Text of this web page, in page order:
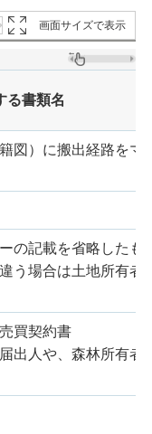
画面サイズで表示
る書類名
図）に搬出経路をマ
の記載を省略したも
う場合は土地所有者
買契約書
出人や、森林所有者